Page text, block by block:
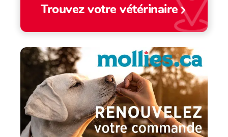
Trouvez votre vétérinaire